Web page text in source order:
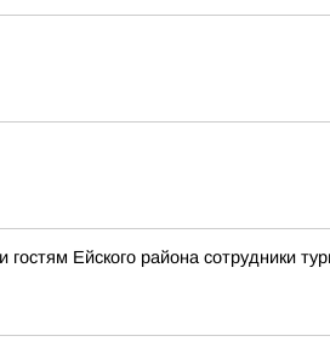
Ейского района сотрудники